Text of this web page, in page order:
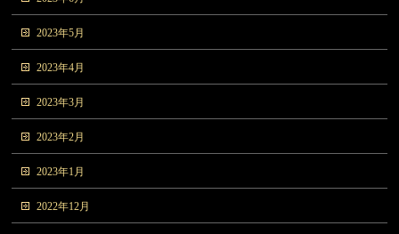
2023年5月
2023年4月
2023年3月
2023年2月
2023年1月
2022年12月